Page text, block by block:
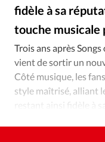
RUBRIQUES
Tous les articles
Actualité
Dossier
Eglises
Opinions
Société
Tour du
Vécu
Vie Intérieure
fidèle à sa
touche musicale
Trois ans après
vient de sortir un
Côté musique, les
style maîtrisé, alliant
restant ainsi fidèle à